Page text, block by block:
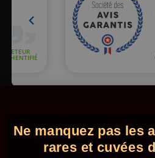
© 2026 - Comptoir des Millésimes.
Mentions légales
CGV
Ne manquez pas les
rares et cuvées